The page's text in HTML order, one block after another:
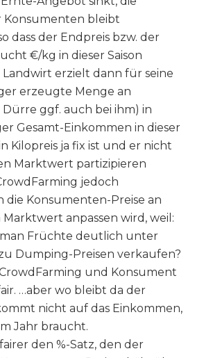
Konsumenten bleibt
dass der Endpreis bzw. der
€/kg in dieser Saison
erzielt dann für seine
erzeugte Menge an
ggf. auch bei ihm) in
Gesamt-Einkommen in dieser
Kilopreis ja fix ist und er nicht
Marktwert partizipieren
jedoch
die Konsumenten-Preise an
anpassen wird, weil:
Früchte deutlich unter
Dumping-Preisen verkaufen?
und Konsument
…aber wo bleibt da der
nicht auf das Einkommen,
Jahr braucht.
den %-Satz, den der